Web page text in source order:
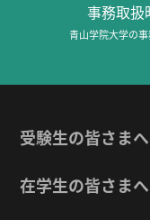
事務取扱
青山学院大学の
受験生の皆さまへ
在学生の皆さまへ